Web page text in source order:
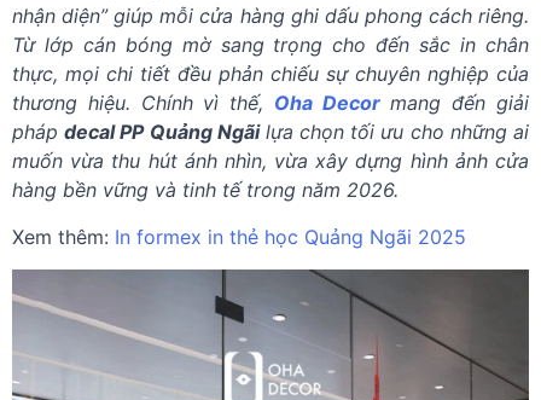
nhận diện” giúp mỗi cửa hàng ghi dấu phong cách riêng.
Từ lớp cán bóng mờ sang trọng cho đến sắc in chân
thực, mọi chi tiết đều phản chiếu sự chuyên nghiệp của
thương hiệu. Chính vì thế, Oha Decor mang đến giải
phápdecal PP Quảng Ngãilựa chọn tối ưu cho những ai
muốn vừa thu hút ánh nhìn, vừa xây dựng hình ảnh cửa
hàng bền vững và tinh tế trong năm 2026.
Xem thêm: In formex in thẻ học Quảng Ngãi 2025